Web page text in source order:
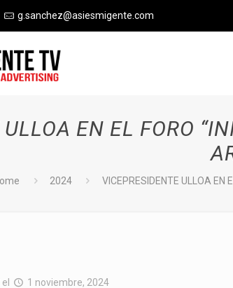
g.sanchez@asiesmigente.com
EN EL FORO
2024 VICEPRESIDENTE ULLOA EN
el 1 noviembre, 2024